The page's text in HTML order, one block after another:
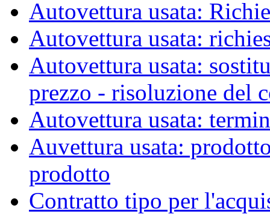
Autovettura usata:
Autovettura usata:
Autovettura usata:
prezzo - risoluzione del
Autovettura usata:
Auvettura usata:
prodotto
Contratto tipo per